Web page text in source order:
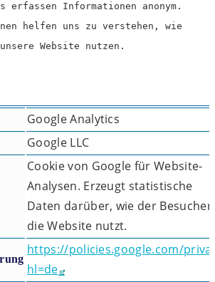
erfassen Informationen anonym.
helfen uns zu verstehen, wie
Website nutzen.
Google Analytics
Google LLC
Cookie von Google für Website-
Analysen. Erzeugt statistische
Daten darüber, wie der Besucher
die Website nutzt.
https://policies.google.com/
hl=de